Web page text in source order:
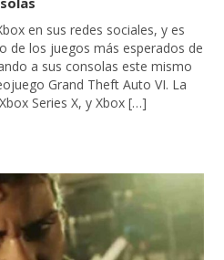
en sus redes sociales, y es
de los juegos más esperados de
a sus consolas este mismo
Grand Theft Auto VI. La
Series X, y Xbox […]